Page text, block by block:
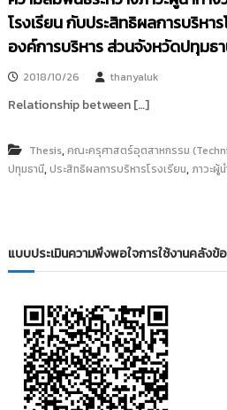
โรงเรียน กับประสิทธิผลการบริหา
องค์การบริหาร ส่วนจังหวัดปทุมธ
2018/10/26 thanyaluk
Relationship between […]
Thesis,คณะครุศาสตร์อุตสาหกรรม
ปทุมธานี,ประสิทธิผลการบริหารโรงเรียน, ภาวะผู้
แบบประเมินความพึงพอใจการใช้งานคลังข้